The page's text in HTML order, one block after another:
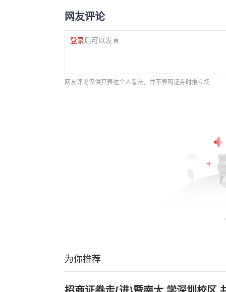
网友评论
登录后可以发言
网友评论仅供其表达个人看法，并不表明证券时报立场
为你推荐